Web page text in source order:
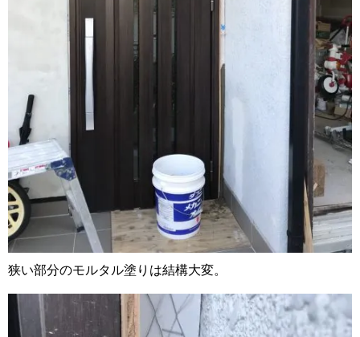
狭い部分のモルタル塗りは結構大変。